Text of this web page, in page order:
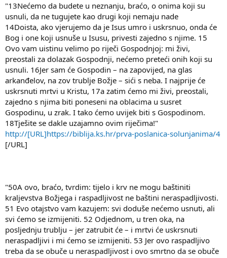
"13Nećemo da budete u neznanju, braćo, o onima koji su
usnuli, da ne tugujete kao drugi koji nemaju nade
14Doista, ako vjerujemo da je Isus umro i uskrsnuo, onda će
Bog i one koji usnuše u Isusu, privesti zajedno s njime. 15
Ovo vam uistinu velimo po riječi Gospodnjoj: mi živi,
preostali za dolazak Gospodnji, nećemo preteći onih koji su
usnuli. 16Jer sam će Gospodin – na zapovijed, na glas
arkanđelov, na zov trublje Božje – sići s neba. I najprije će
uskrsnuti mrtvi u Kristu, 17a zatim ćemo mi živi, preostali,
zajedno s njima biti poneseni na oblacima u susret
Gospodinu, u zrak. I tako ćemo uvijek biti s Gospodinom.
18Tješite se dakle uzajamno ovim riječima!"
http://[URL]https://biblija.ks.hr/prva-poslanica-solunjanima/4
[/URL]
"50A ovo, braćo, tvrdim: tijelo i krv ne mogu baštiniti
kraljevstva Božjega i raspadljivost ne baštini neraspadljivosti.
51 Evo otajstvo vam kazujem: svi doduše nećemo usnuti, ali
svi ćemo se izmijeniti. 52 Odjednom, u tren oka, na
posljednju trublju – jer zatrubit će – i mrtvi će uskrsnuti
neraspadljivi i mi ćemo se izmijeniti. 53 Jer ovo raspadljivo
treba da se obuče u neraspadljivost i ovo smrtno da se obuče